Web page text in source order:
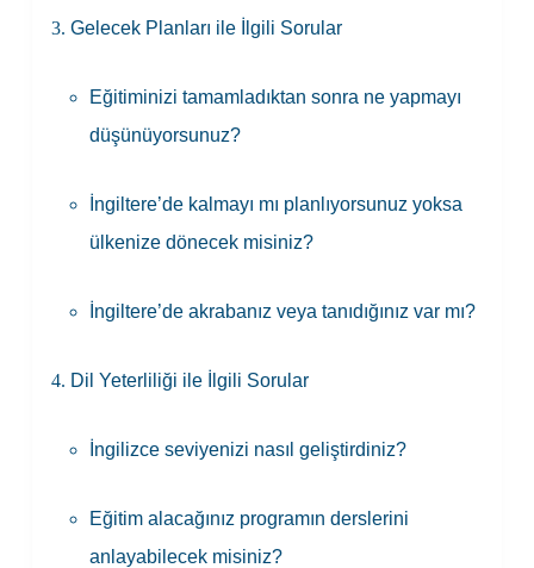
Gelecek Planları ile İlgili Sorular
Eğitiminizi tamamladıktan sonra ne yapmayı
düşünüyorsunuz?
İngiltere’de kalmayı mı planlıyorsunuz yoksa
ülkenize dönecek misiniz?
İngiltere’de akrabanız veya tanıdığınız var mı?
Dil Yeterliliği ile İlgili Sorular
İngilizce seviyenizi nasıl geliştirdiniz?
Eğitim alacağınız programın derslerini
anlayabilecek misiniz?